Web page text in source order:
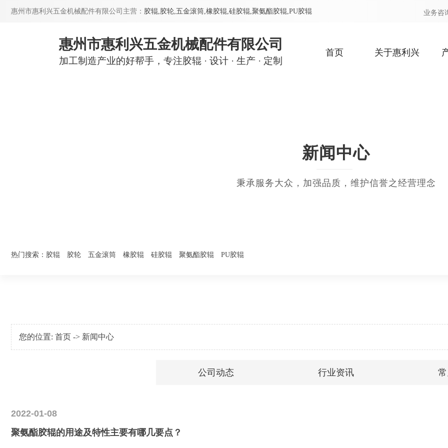
惠州市惠利兴五金机械配件有限公司主营： 胶辊,胶轮,五金滚筒,橡胶辊,硅胶辊,聚氨酯胶辊,PU胶辊 业务咨
惠州市惠利兴五金机械配件有限公司
加工制造产业的好帮手，专注胶辊 · 设计 · 生产 · 定制
首页 关于惠利兴
热门搜索： 胶辊 胶轮 五金滚筒 橡胶辊 硅胶辊 聚氨酯胶辊 PU胶辊
新闻中心
秉承服务大众，加强品质，维护信誉之经营理念
您的位置: 首页 -> 新闻中心
公司动态 行业资讯
2022-01-08
聚氨酯胶辊的用途及特性主要有哪几要点？